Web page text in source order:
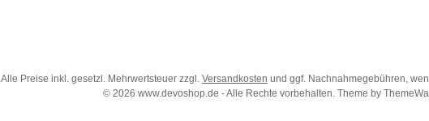
Alle Preise inkl. gesetzl. Mehrwertsteuer zzgl. Versandkosten und ggf. Nachnahmegebühren,
© 2026 www.devoshop.de - Alle Rechte vorbehalten. Theme by